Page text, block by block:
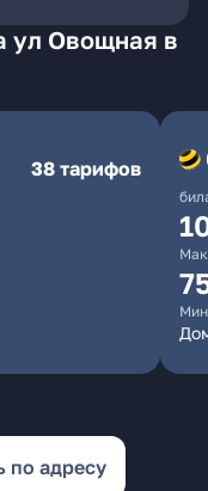
ул Овощная в
38 тарифов
по адресу